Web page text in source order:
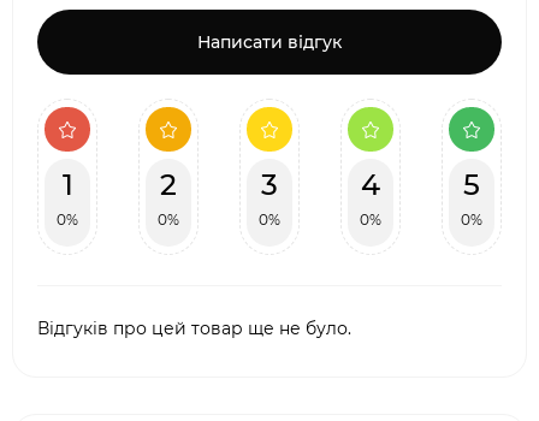
Написати відгук
1
0%
2
0%
3
0%
4
0%
5
0%
Відгуків про цей товар ще не було.